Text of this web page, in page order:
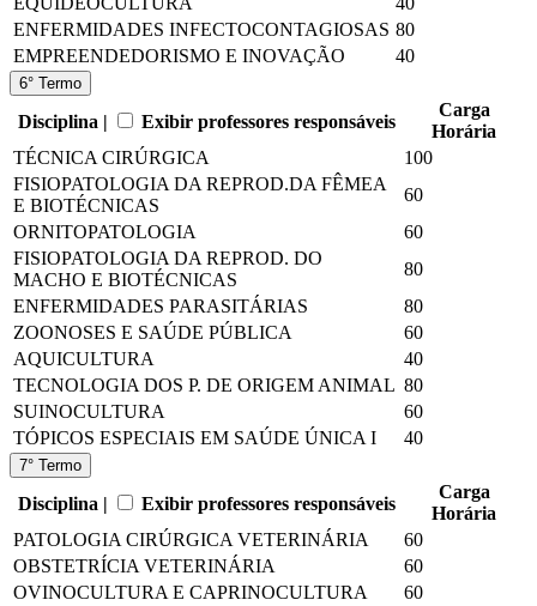
ENFERMIDADES INFECTOCONTAGIOSAS 80
EMPREENDEDORISMO E INOVAÇÃO
40
6° Termo
Disciplina | Exibir professores responsáveis
Carga
Horária
TÉCNICA CIRÚRGICA
100
FISIOPATOLOGIA DA REPROD.DA FÊMEA
E BIOTÉCNICAS
60
ORNITOPATOLOGIA
60
FISIOPATOLOGIA DA REPROD. DO
MACHO E BIOTÉCNICAS
80
ENFERMIDADES PARASITÁRIAS
80
ZOONOSES E SAÚDE PÚBLICA
60
AQUICULTURA
40
TECNOLOGIA DOS P. DE ORIGEM ANIMAL 80
SUINOCULTURA
60
TÓPICOS ESPECIAIS EM SAÚDE ÚNICA I
40
7° Termo
Disciplina | Exibir professores responsáveis
Carga
Horária
PATOLOGIA CIRÚRGICA VETERINÁRIA
60
OBSTETRÍCIA VETERINÁRIA
60
OVINOCULTURA E CAPRINOCULTURA
60